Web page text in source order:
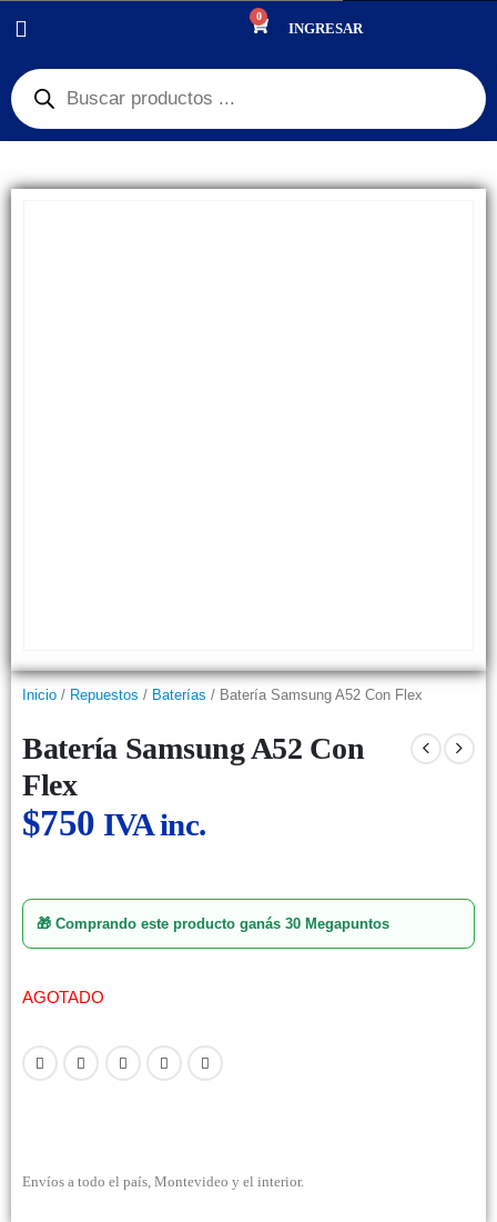
0
INGRESAR
BATERÍAS
Inicio / Repuestos / Baterías / Batería Samsung A52 Con Flex
Batería Samsung A52 Con
Flex
$750 IVA inc.
🎁 Comprando este producto ganás 30 Megapuntos
AGOTADO
Envíos a todo el país, Montevideo y el interior.